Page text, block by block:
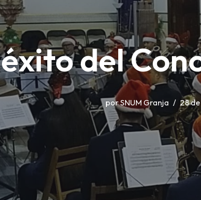
del
porSNUM Granja 28